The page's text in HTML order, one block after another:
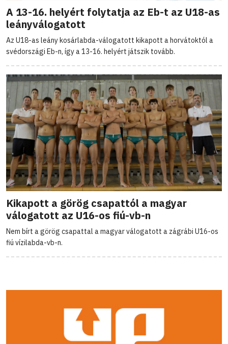
A 13-16. helyért folytatja az Eb-t az U18-as
leányválogatott
Az U18-as leány kosárlabda-válogatott kikapott a horvátoktól a
svédországi Eb-n, így a 13-16. helyért játszik tovább.
Kikapott a görög csapattól a magyar
válogatott az U16-os fiú-vb-n
Nem bírt a görög csapattal a magyar válogatott a zágrábi U16-os
fiú vízilabda-vb-n.